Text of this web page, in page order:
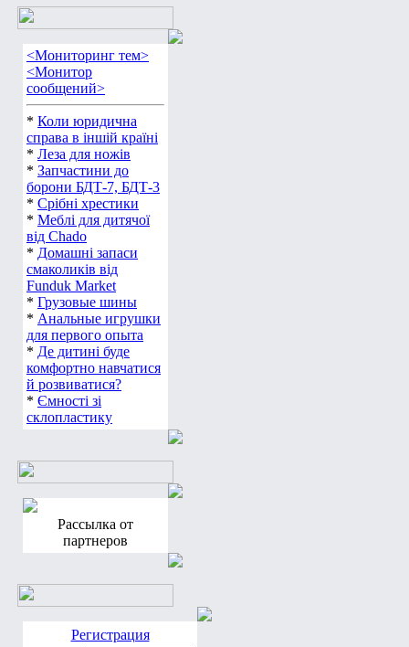
<Мониторинг тем>
<Монитор
сообщений>
* Коли юридична
справа в іншій країні
* Леза для ножів
* Запчастини до
борони БДТ-7, БДТ-3
* Срібні хрестики
* Меблі для дитячої
від Chado
* Домашні запаси
смаколиків від
Funduk Market
* Грузовые шины
* Анальные игрушки
для первого опыта
* Де дитині буде
комфортно навчатися
й розвиватися?
* Ємності зі
склопластику
Рассылка от
партнеров
Регистрация